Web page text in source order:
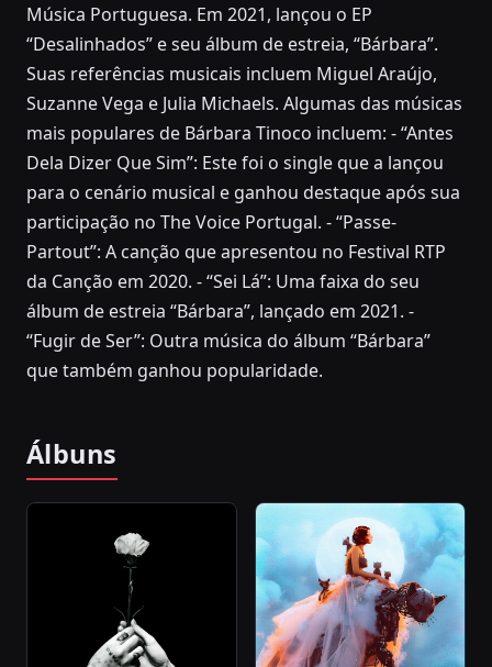
Música Portuguesa. Em 2021, lançou o EP
“Desalinhados” e seu álbum de estreia, “Bárbara”.
Suas referências musicais incluem Miguel Araújo,
Suzanne Vega e Julia Michaels. Algumas das músicas
mais populares de Bárbara Tinoco incluem: - “Antes
Dela Dizer Que Sim”: Este foi o single que a lançou
para o cenário musical e ganhou destaque após sua
participação no The Voice Portugal. - “Passe-
Partout”: A canção que apresentou no Festival RTP
da Canção em 2020. - “Sei Lá”: Uma faixa do seu
álbum de estreia “Bárbara”, lançado em 2021. -
“Fugir de Ser”: Outra música do álbum “Bárbara”
que também ganhou popularidade.
Álbuns